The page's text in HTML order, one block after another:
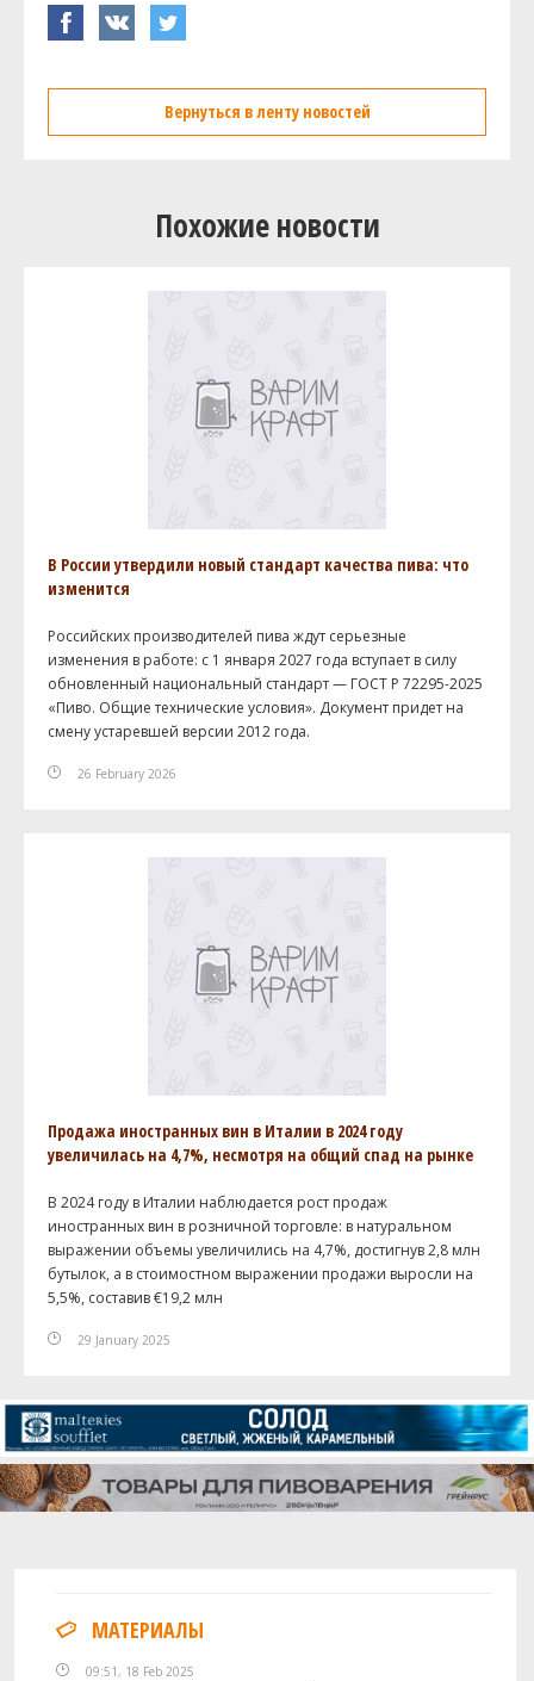
Вернуться в ленту новостей
Похожие новости
В России утвердили новый стандарт качества пива: что
изменится
Российских производителей пива ждут серьезные
изменения в работе: с 1 января 2027 года вступает в силу
обновленный национальный стандарт — ГОСТ Р 72295-2025
«Пиво. Общие технические условия». Документ придет на
смену устаревшей версии 2012 года.
26 February 2026
Продажа иностранных вин в Италии в 2024 году
увеличилась на 4,7%, несмотря на общий спад на рынке
В 2024 году в Италии наблюдается рост продаж
иностранных вин в розничной торговле: в натуральном
выражении объемы увеличились на 4,7%, достигнув 2,8 млн
бутылок, а в стоимостном выражении продажи выросли на
5,5%, составив €19,2 млн
29 January 2025
МАТЕРИАЛЫ
09:51, 18 Feb 2025